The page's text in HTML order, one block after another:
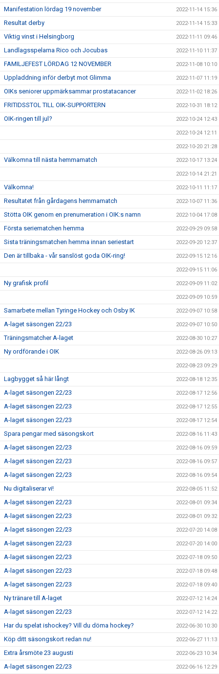
Manifestation lördag 19 november 2022-11-14 15:36
Resultat derby 2022-11-14 15:33
Viktig vinst i Helsingborg 2022-11-11 09:46
Landlagsspelarna Rico och Jocubas 2022-11-10 11:37
FAMILJEFEST LÖRDAG 12 NOVEMBER 2022-11-08 10:10
Uppladdning inför derbyt mot Glimma 2022-11-07 11:19
OIKs seniorer uppmärksammar prostatacancer 2022-11-02 18:26
FRITIDSSTOL TILL OIK-SUPPORTERN 2022-10-31 18:12
OIK-ringen till jul? 2022-10-24 12:43
2022-10-24 12:11
2022-10-20 21:28
Välkomna till nästa hemmamatch 2022-10-17 13:24
2022-10-14 21:21
Välkomna! 2022-10-11 11:17
Resultatet från gårdagens hemmamatch 2022-10-07 11:36
Stötta OIK genom en prenumeration i OIK:s namn 2022-10-04 17:08
Första seriematchen hemma 2022-09-29 09:58
Sista träningsmatchen hemma innan seriestart 2022-09-20 12:37
Den är tillbaka - vår sanslöst goda OIK-ring! 2022-09-15 12:16
2022-09-15 11:06
Ny grafisk profil 2022-09-09 11:02
2022-09-09 10:59
Samarbete mellan Tyringe Hockey och Osby IK 2022-09-07 10:58
A-laget säsongen 22/23 2022-09-07 10:50
Träningsmatcher A-laget 2022-08-30 10:27
Ny ordförande i OIK 2022-08-26 09:13
2022-08-23 09:29
Lagbygget så här långt 2022-08-18 12:35
A-laget säsongen 22/23 2022-08-17 12:56
A-laget säsongen 22/23 2022-08-17 12:55
A-laget säsongen 22/23 2022-08-17 12:54
Spara pengar med säsongskort 2022-08-16 11:43
A-laget säsongen 22/23 2022-08-16 09:59
A-laget säsongen 22/23 2022-08-16 09:57
A-laget säsongen 22/23 2022-08-16 09:54
Nu digitaliserar vi! 2022-08-05 11:52
A-laget säsongen 22/23 2022-08-01 09:34
A-laget säsongen 22/23 2022-08-01 09:32
A-laget säsongen 22/23 2022-07-20 14:08
A-laget säsongen 22/23 2022-07-20 14:00
A-laget säsongen 22/23 2022-07-18 09:50
A-laget säsongen 22/23 2022-07-18 09:48
A-laget säsongen 22/23 2022-07-18 09:40
Ny tränare till A-laget 2022-07-12 14:24
A-laget säsongen 22/23 2022-07-12 14:22
Har du spelat ishockey? Vill du döma hockey? 2022-06-30 10:30
Köp ditt säsongskort redan nu! 2022-06-27 11:13
Extra årsmöte 23 augusti 2022-06-23 10:34
A-laget säsongen 22/23 2022-06-16 12:29